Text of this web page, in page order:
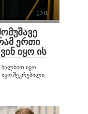
0
ერთი
იყო ის
ხალხით იყო
შეკრებილი,